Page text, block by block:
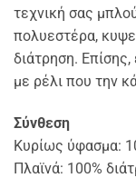
τεχνική σας
πολυεστέρα,
διάτρηση.
με ρέλι που την
Σύνθεση
Κυρίως ύφασμα:
Πλαϊνά: 100%